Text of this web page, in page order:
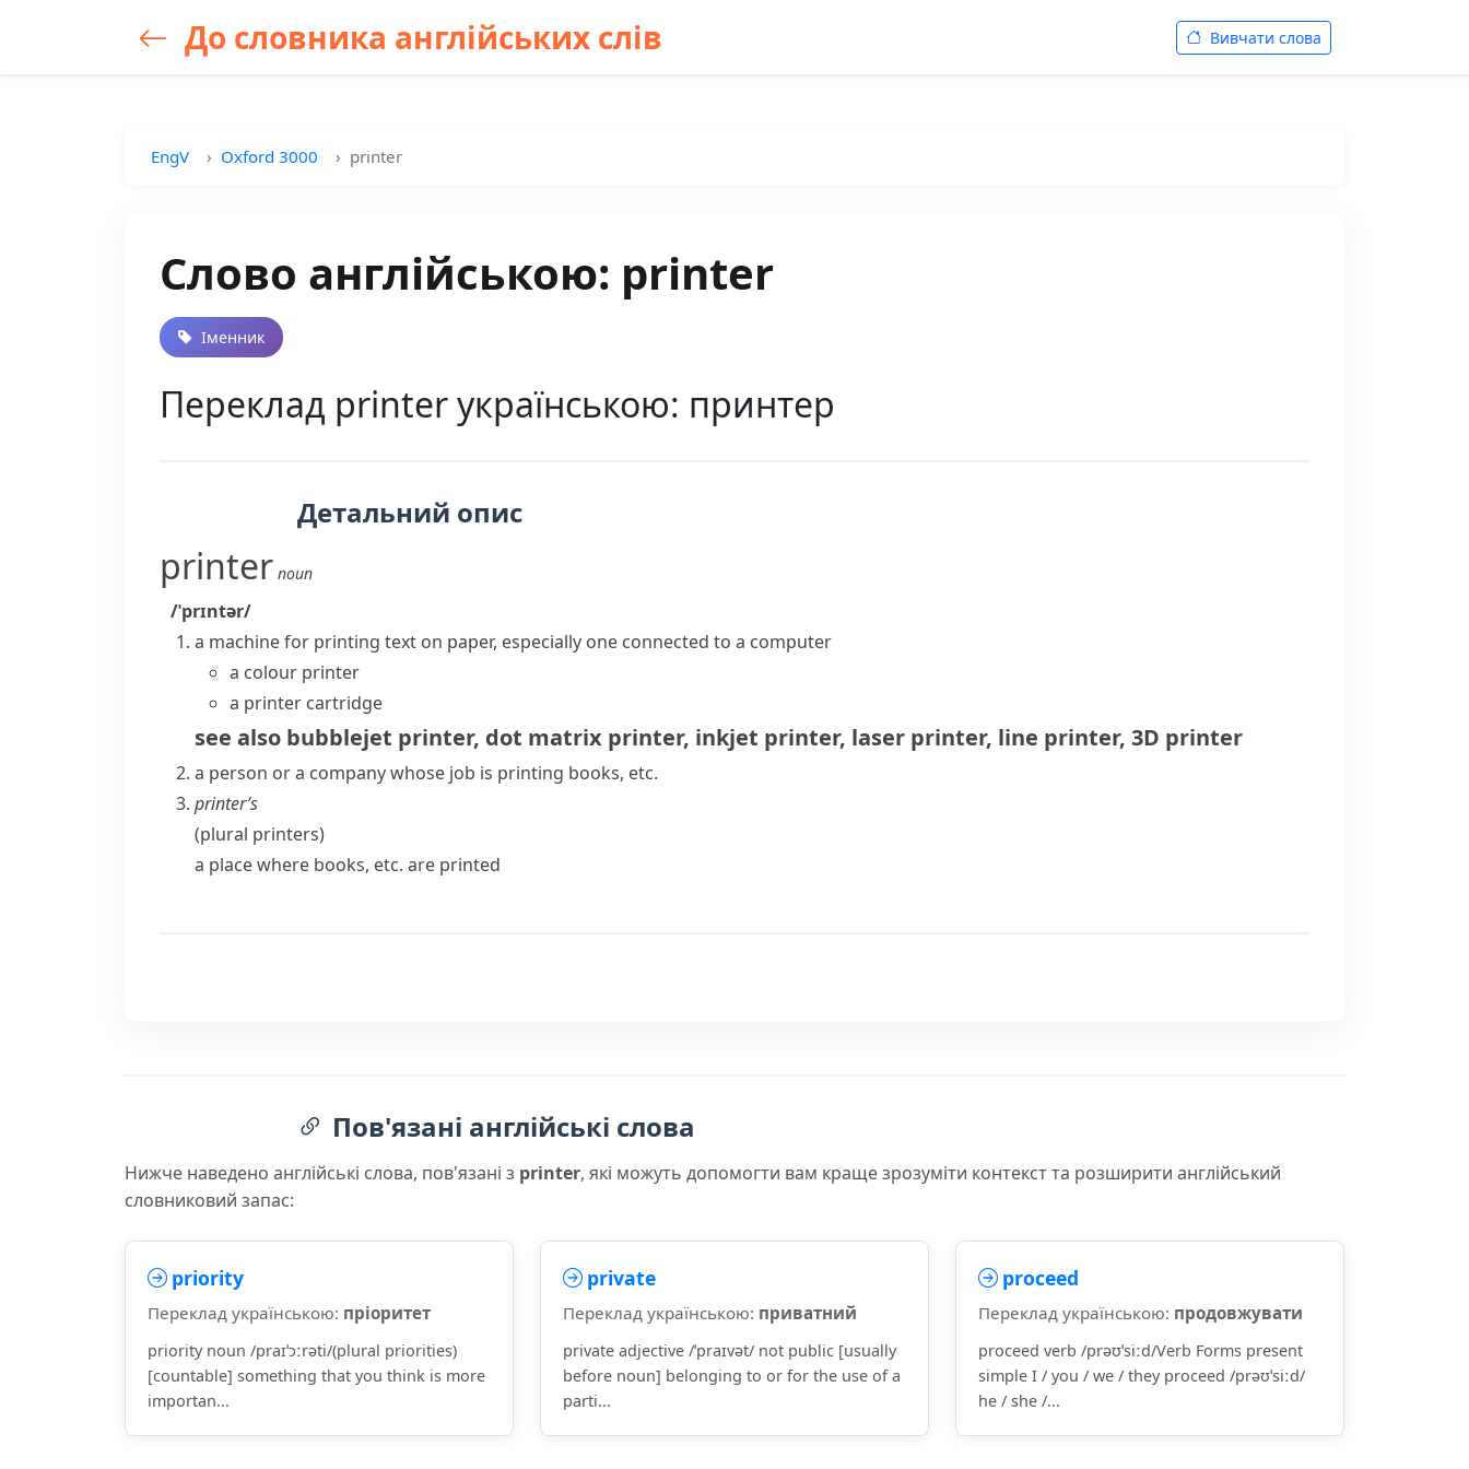
До словника англійських слів Вивчати слова
EngV Oxford 3000 printer
Слово англійською: printer
Іменник
Переклад printer українською: принтер
Детальний опис
printer noun
/ˈprɪntər/
a machine for printing text on paper, especially one connected to a computer
a colour printer
a printer cartridge
see also bubblejet printer, dot matrix printer, inkjet printer, laser printer, line printer, 3D printer
a person or a company whose job is printing books, etc.
printer’s
(plural printers)
a place where books, etc. are printed
Пов'язані англійські слова
Нижче наведено англійські слова, пов'язані з printer, які можуть допомогти вам краще зрозуміти контекст та розширити англійський
словниковий запас:
priority
Переклад українською: пріоритет
priority noun /praɪˈɔːrəti/(plural priorities)
[countable] something that you think is more
importan...
private
Переклад українською: приватний
private adjective /ˈpraɪvət/ not public [usually
before noun] belonging to or for the use of a
parti...
proceed
Переклад українською: продовжувати
proceed verb /prəʊˈsiːd/Verb Forms present
simple I / you / we / they proceed /prəʊˈsiːd/
he / she /...